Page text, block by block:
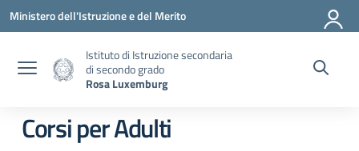
Vai ai contenuti
Vai al menu di navigazione
Vai al footer
Ministero dell'Istruzione e del Merito
Istituto di Istruzione secondaria
di secondo grado
Rosa Luxemburg
Corsi per Adulti